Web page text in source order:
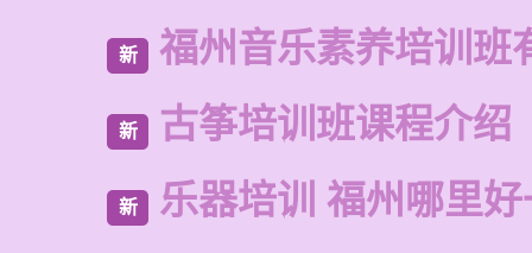
新 福州音乐素养培训班
新 古筝培训班课程介绍
新 乐器培训 福州哪里